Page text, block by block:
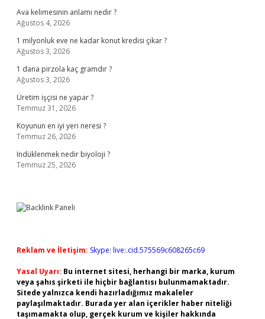
Ava kelimesinin anlamı nedir ?
Ağustos 4, 2026
1 milyonluk eve ne kadar konut kredisi çıkar ?
Ağustos 3, 2026
1 dana pirzola kaç gramdır ?
Ağustos 3, 2026
Üretim işçisi ne yapar ?
Temmuz 31, 2026
Koyunun en iyi yeri neresi ?
Temmuz 26, 2026
Indüklenmek nedir biyoloji ?
Temmuz 25, 2026
Reklam ve İletişim: Skype: live:.cid.575569c608265c69
Yasal Uyarı: Bu internet sitesi, herhangi bir marka, kurum
veya şahıs şirketi ile hiçbir bağlantısı bulunmamaktadır.
Sitede yalnızca kendi hazırladığımız makaleler
paylaşılmaktadır. Burada yer alan içerikler haber niteliği
taşımamakta olup, gerçek kurum ve kişiler hakkında